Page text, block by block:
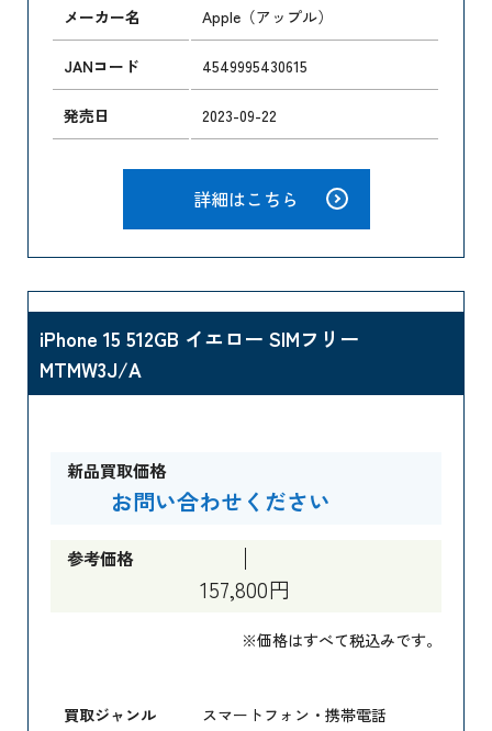
メーカー名 Apple（アップル）
JANコード 4549995430615
発売日 2023-09-22
詳細はこちら
iPhone 15 512GB イエロー SIMフリー
MTMW3J/A
新品買取価格
お問い合わせください
参考価格
157,800円
※価格はすべて税込みです。
買取ジャンル スマートフォン・携帯電話